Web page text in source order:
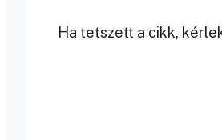
Ha tetszett a cikk,